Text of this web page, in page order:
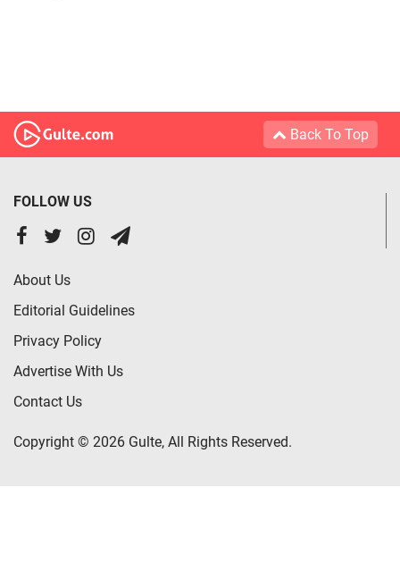
Back To Top
FOLLOW US
About Us
Editorial Guidelines
Privacy Policy
Advertise With Us
Contact Us
Copyright © 2026 Gulte, All Rights Reserved.